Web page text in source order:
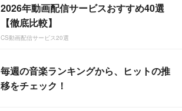
2026年動画配信サービスおすすめ40選
【徹底比較】
CS動画配信サービス20選
毎週の音楽ランキングから、ヒットの推
移をチェック！